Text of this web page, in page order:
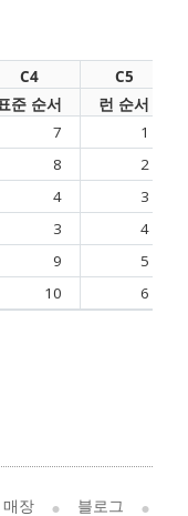
C4
C5
준 순서 런 순서
7
1
8
2
4
3
3
4
9
5
10 6
매장 블로그